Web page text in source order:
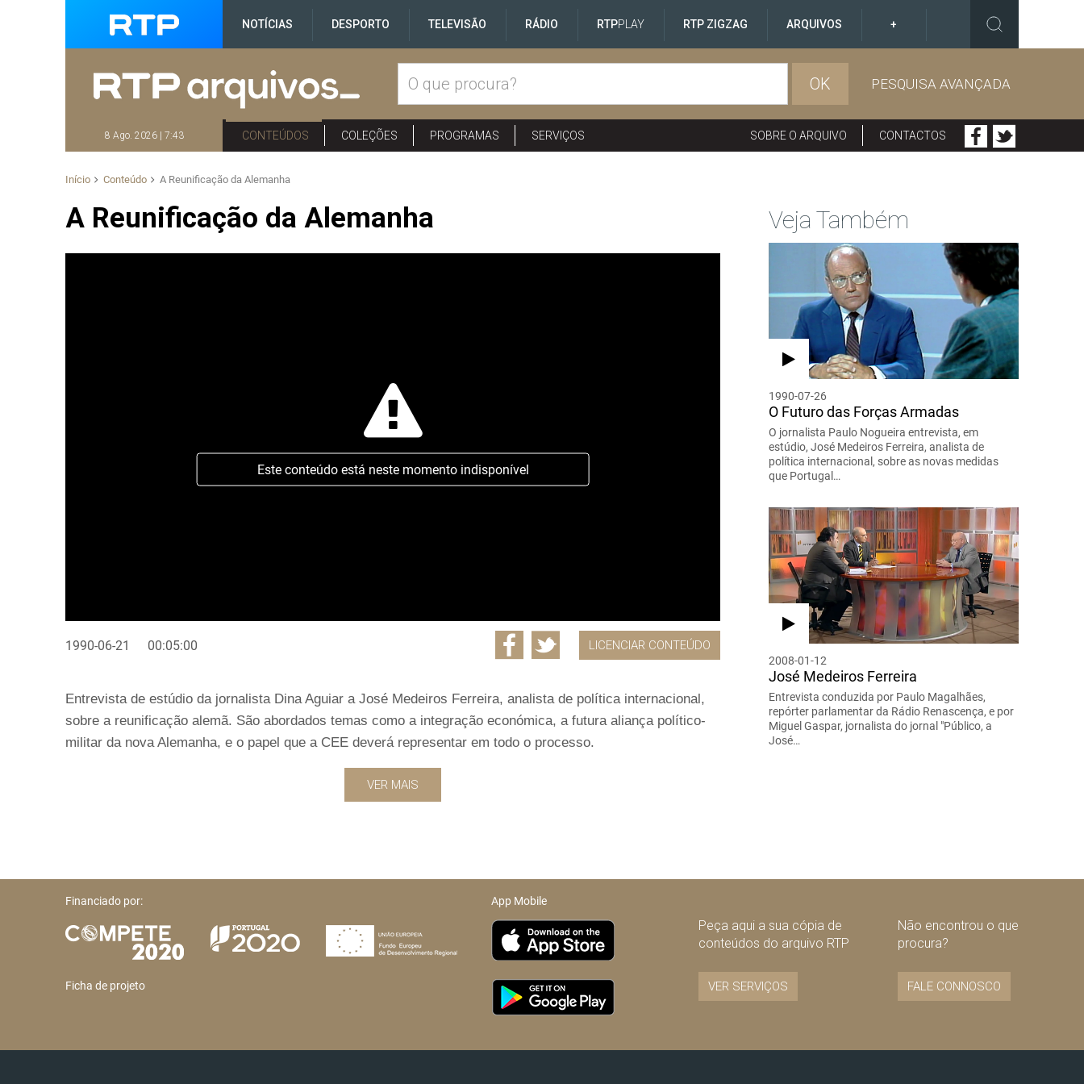
NOTÍCIAS DESPORTO TELEVISÃO RÁDIO RTPPLAY RTP ZIGZAG ARQUIVOS +
OK PESQUISA AVANÇADA
8 Ago. 2026 | 7:43 CONTEÚDOS COLEÇÕES PROGRAMAS SERVIÇOS SOBRE O ARQUIVO CONTACTOS
Início Conteúdo A Reunificação da Alemanha
A Reunificação da Alemanha
Este conteúdo está neste momento indisponível
1990-06-21 00:05:00 LICENCIAR CONTEÚDO
Entrevista de estúdio da jornalista Dina Aguiar a José Medeiros Ferreira, analista de política internacional,
sobre a reunificação alemã. São abordados temas como a integração económica, a futura aliança político-
militar da nova Alemanha, e o papel que a CEE deverá representar em todo o processo.
VER MAIS
Veja Também
1990-07-26
O Futuro das Forças Armadas
O jornalista Paulo Nogueira entrevista, em
estúdio, José Medeiros Ferreira, analista de
política internacional, sobre as novas medidas
que Portugal…
2008-01-12
José Medeiros Ferreira
Entrevista conduzida por Paulo Magalhães,
repórter parlamentar da Rádio Renascença, e por
Miguel Gaspar, jornalista do jornal "Público, a
José…
Financiado por:
Ficha de projeto
App Mobile
Peça aqui a sua cópia de
conteúdos do arquivo RTP
VER SERVIÇOS
Não encontrou o que
procura?
FALE CONNOSCO